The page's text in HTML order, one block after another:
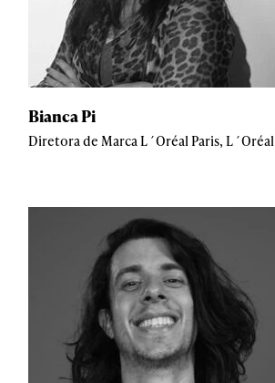
Bianca Pi
Diretora de Marca L´Oréal Paris, L´Oréal